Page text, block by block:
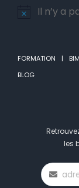
Notice
Il n’y a
FORMATION BIM
BLOG
les